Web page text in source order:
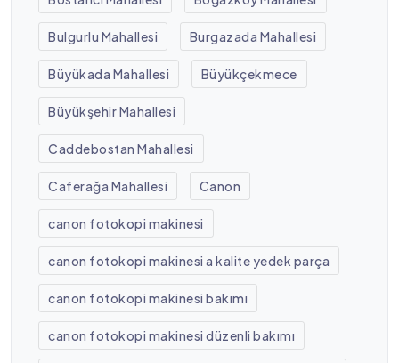
Bulgurlu Mahallesi Burgazada Mahallesi
Büyükada Mahallesi Büyükçekmece
Büyükşehir Mahallesi
Caddebostan Mahallesi
Caferağa Mahallesi Canon
canon fotokopi makinesi
canon fotokopi makinesi a kalite yedek parça
canon fotokopi makinesi bakımı
canon fotokopi makinesi düzenli bakımı